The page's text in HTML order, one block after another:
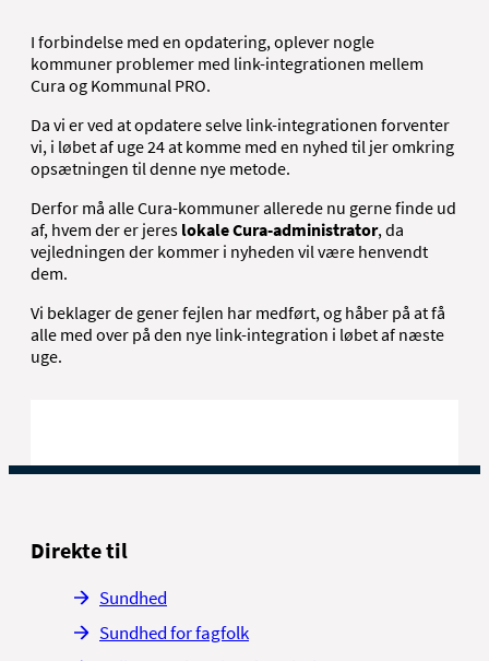
Kontakt
Nyheder, presse og kommunikation
English
I forbindelse med en opdatering, oplever nogle
kommuner problemer med link-integrationen mellem
Cura og Kommunal PRO.
Da vi er ved at opdatere selve link-integrationen forventer
vi, i løbet af uge 24 at komme med en nyhed til jer omkring
opsætningen til denne nye metode.
Derfor må alle Cura-kommuner allerede nu gerne finde ud
af, hvem der er jeres lokale Cura-administrator, da
vejledningen der kommer i nyheden vil være henvendt
dem.
Vi beklager de gener fejlen har medført, og håber på at få
alle med over på den nye link-integration i løbet af næste
uge.
Direkte til
Sundhed
Sundhed for fagfolk